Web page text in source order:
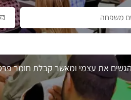
את עצמי ומאשר קבלת חומר